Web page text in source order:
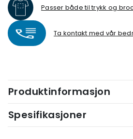
Passer både til trykk og
Ta kontakt med vår
Produktinformasjon
Spesifikasjoner